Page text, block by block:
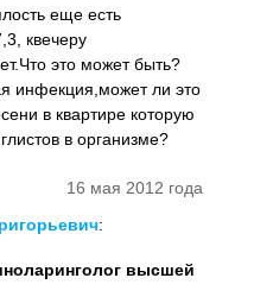
еще есть
квечеру
это может быть?
инфекция,может ли это
в квартире которую
в организме?
16 мая 2012 года
:
высшей